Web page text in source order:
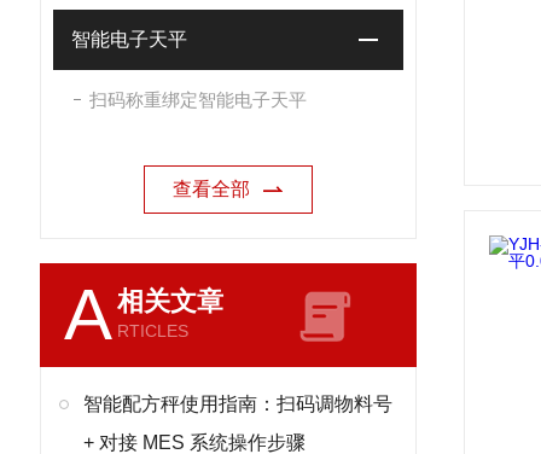
智能电子天平
扫码称重绑定智能电子天平
查看全部
A相关文章
RTICLES
智能配方秤使用指南：扫码调物料号
+ 对接 MES 系统操作步骤